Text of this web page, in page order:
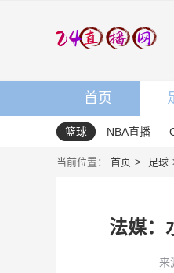
首页
篮球 NBA直播
当前位置： 首页 足球
法媒：
来